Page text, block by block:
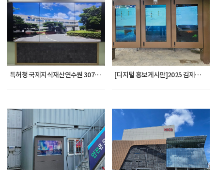
특허청 국제지식재산연수원 307호 OG55FXN 2X3 [디지털 홍보게시판]2025 김제시청_OG5500KT_3대_게시판형